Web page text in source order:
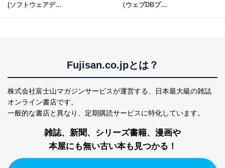
ス、キャンペーン等の広告に関す
るご案内のため
6
パートナー（提携
企業）からの委託
により当社の
定期購読サービス
等をご利用の方の
個人情報
購入商品配送のため
提携企業及びお客様がご購入され
た商品の発売元企業からのｅメー
ル等による商品、
に関するご案内のため
7
SNS公式アカウン
トに登録された方
よびその分析のため
お問い合わせ対応、トラブル対
(ソフトウェアデザ
（ウェブDBプレ
Fujisan.co.jpとは？
株式会社富士山マガジンサービスが運営する、
日本最大級の雑誌
オンライン書店です。
一般的な書店と異なり、 定期購読サービスに特化しています。
雑誌、新聞、シリーズ書籍、漫画や
本屋にも無い古い本も見つかる！